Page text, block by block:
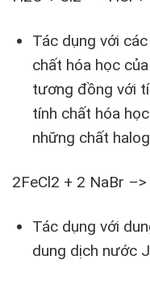
Tác dụng với
chất hóa học
tương đồng với
tính chất hóa
những chất
2FeCl2 + 2 NaBr
Tác dụng với
dung dịch nước